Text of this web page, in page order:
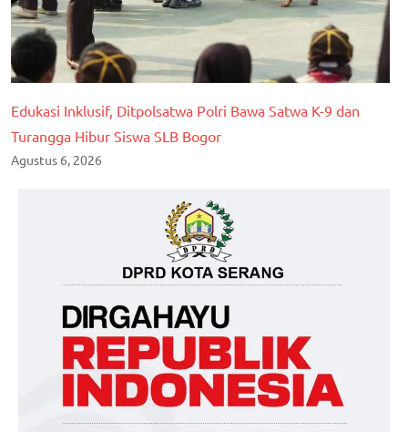
Edukasi Inklusif, Ditpolsatwa Polri Bawa Satwa K-9 dan
Turangga Hibur Siswa SLB Bogor
Agustus 6, 2026